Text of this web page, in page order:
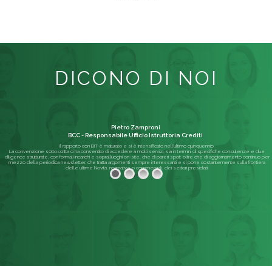
DICONO DI NOI
Il rapporto con BIT è maturato e si è intensificato nell'ultimo quinquennio.
La convenzione sottoscritta ci ha consentito di accedere a molti servizi, sia in termini di specifiche consulenze e due
diligence strutturate, con formali incarichi e sopralluoghi on-site, che di pareri spot; oltre che di aggiornamento continuo per
mezzo della periodica newsletter, che tratta argomenti sempre interessanti e si pone costantemente sulla frontiera
delle ultime Novità, normative o commerciali, dei settori presidiati.
Pietro Zamproni
BCC - Responsabile Ufficio Istruttoria Crediti
Leggi di più